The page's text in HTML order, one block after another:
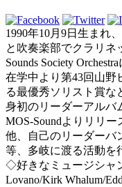
1990年10月9日生まれ
と吹奏楽部でクラリネ
Sounds Society
在学中より第43回山野
る最優秀ソリスト賞な
身初のリーダーアルバ
MOS-Soundよりリリー
他、自己のリーダーバ
等、多岐に渡る活動を
◇好きなミュージシャン
Lovano/Kirk Whalum/